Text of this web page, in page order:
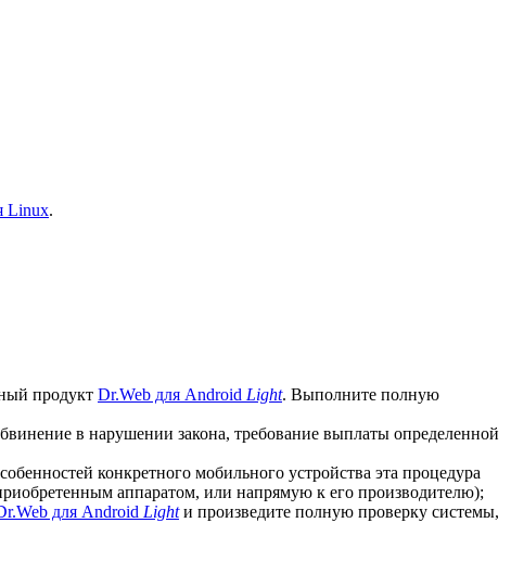
Linux.
продукт Dr.Web для Android Light. Выполните полную
в нарушении закона, требование выплаты определенной
конкретного мобильного устройства эта процедура
аппаратом, или напрямую к его производителю);
для Android Lightи произведите полную проверку системы,